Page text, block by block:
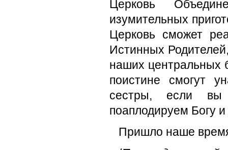
Церковь
изумительных
Церковь сможет
Истинных
наших центральных
поистине смогут
сестры, если вы
поаплодируем Богу
Пришло наше